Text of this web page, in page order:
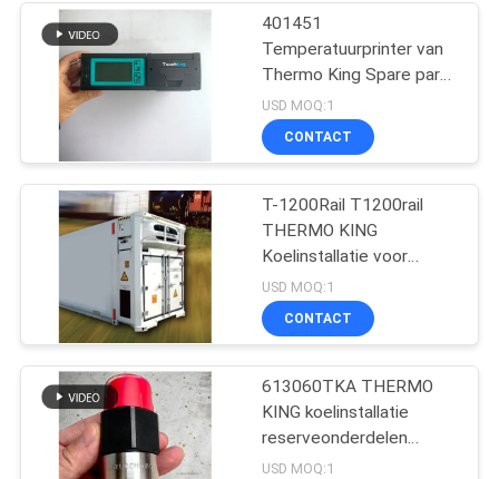
De Delen van de
dragerkoeling
Thermokoning
Refrigerated Truck
401451
Temperatuurprinter van
Thermo King Spare parts
Touchlog Standard Voor
Truck koelkast
USD MOQ:1
CONTACT
T-1200Rail T1200rail
THERMO KING
Koelinstallatie voor
multimodal spoorvervoer
USD MOQ:1
CONTACT
613060TKA THERMO
KING koelinstallatie
reserveonderdelen
origineel
USD MOQ:1